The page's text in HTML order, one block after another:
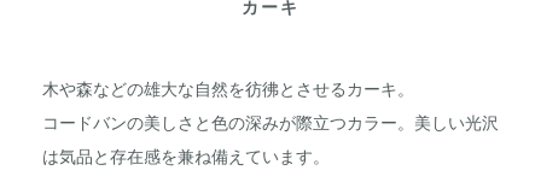
カーキ
木や森などの雄大な自然を彷彿とさせるカーキ。
コードバンの美しさと色の深みが際立つカラー。美しい光沢
は気品と存在感を兼ね備えています。